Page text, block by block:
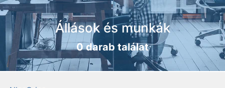
Állások és munkák
0 darab találat